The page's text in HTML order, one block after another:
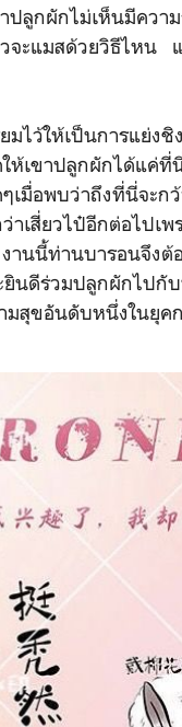
าปลูกผักไม่เห็นมีค
ะแมสด้วยวิธีไหน
ให้เป็นการแย่งชิง
ห้เขาปลูกผักได้แค่
เมื่อพบว่าถึงที่นี่จะก
าเสี่ยวไป๋อีกต่อไปเ
ท่านบารอนจึงต้อ
ยินดีร่วมปลูกผักไป
สุขอันดับหนึ่งในยุค